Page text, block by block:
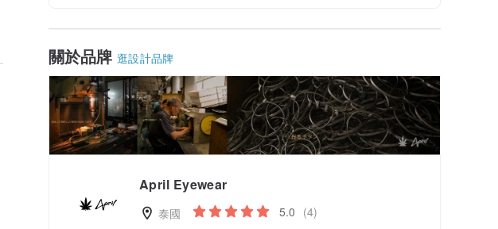
關於品牌 逛設計品牌
April Eyewear
泰國 5.0 (4)